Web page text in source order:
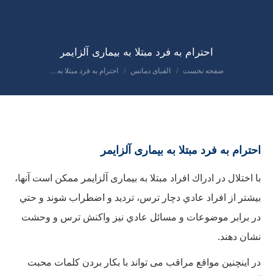
احترام به فرد مبتلا به بیماری آلزایمر
مکان شما:
صفحه نخست الفبای دمانس احترام به فرد مبتلا به…
احترام به فرد مبتلا به بیماری آلزایمر
با اختلال در ادراك افراد مبتلا به بیماری آلزایمر ممكن است آنها،
بيشتر از افراد عادي دچار ترس، ترديد و اضطراب شوند و حتي
در برابر موضوعات و مسائل عادي نيز واكنش ترس و وحشت
نشان دهند.
در اینچنین مواقع مراقب می تواند با بكار بردن كلمات محبت